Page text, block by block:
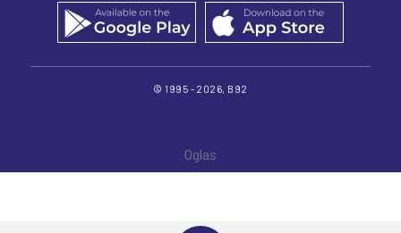
© 1995 - 2026, B92